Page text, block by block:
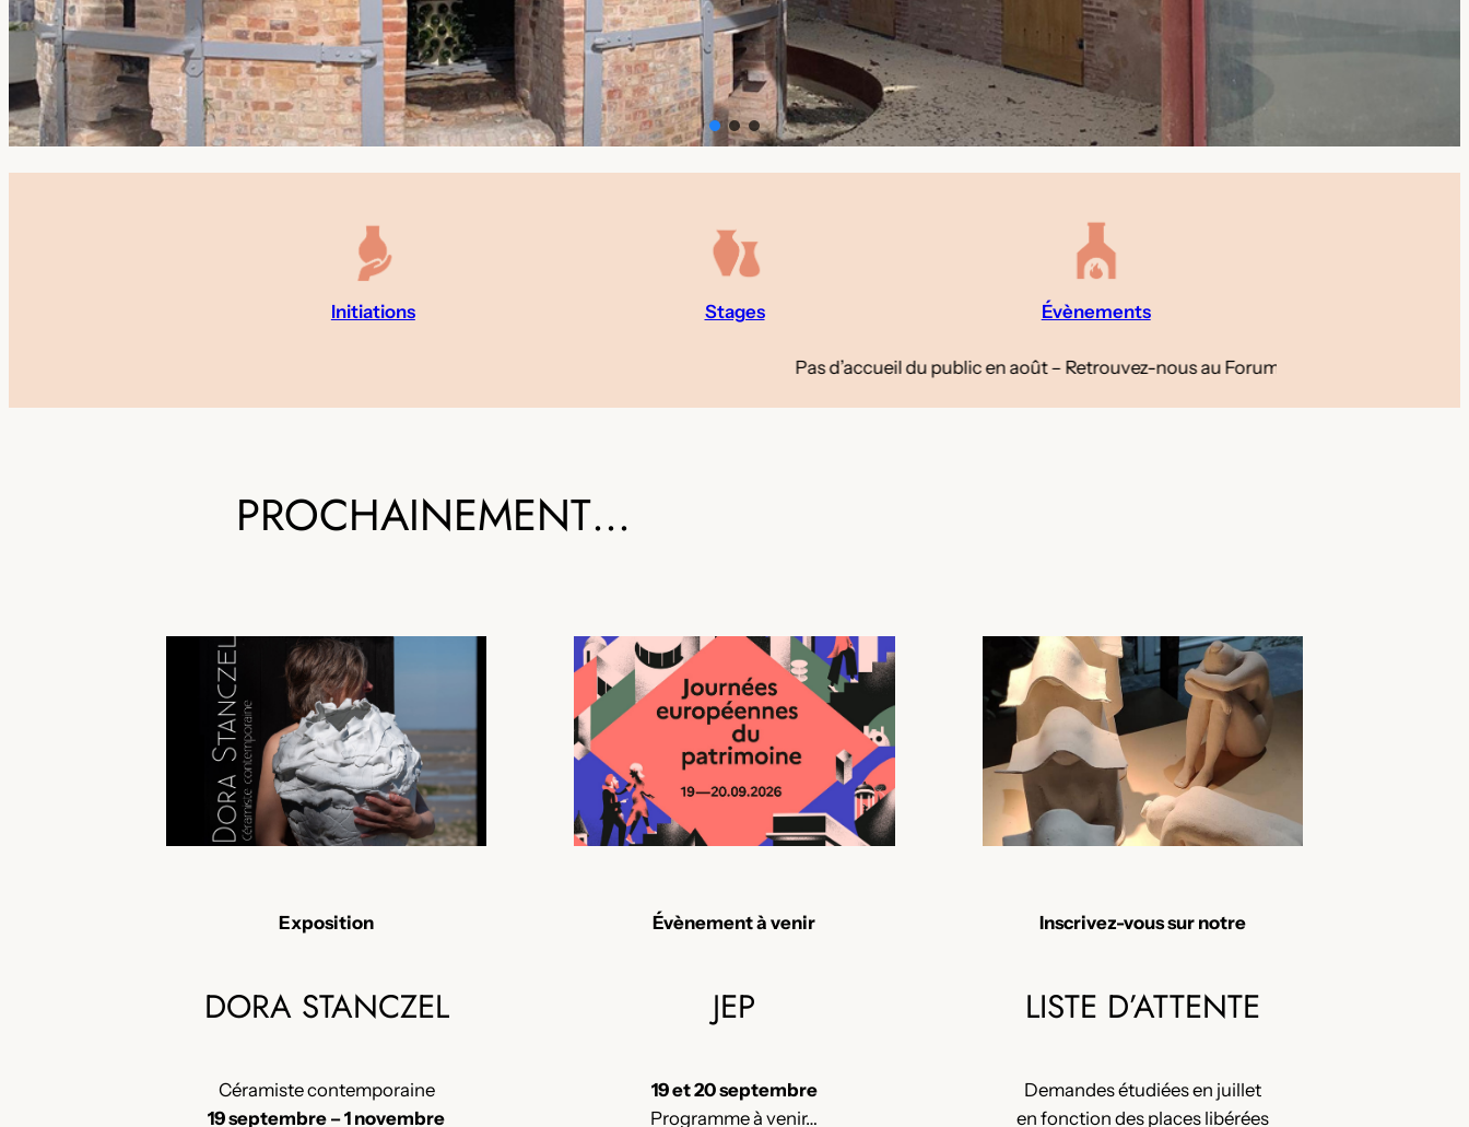
Initiations Stages Évènements
Pas d’accueil du public en août – Retrouvez-nous au Forum des associations de Gradignan le
PROCHAINEMENT…
Exposition
DORA STANCZEL
Céramiste contemporaine
19 septembre – 1 novembre
Évènement à venir
JEP
19 et 20 septembre
Programme à venir…
Inscrivez-voussur notre
LISTE D’ATTENTE
Demandes étudiées en juillet
en fonction des places libérées